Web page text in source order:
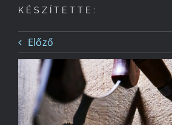
Tagjaink
Csatlakozz!
Történetünk
KÉSZÍTETTE:
Előző